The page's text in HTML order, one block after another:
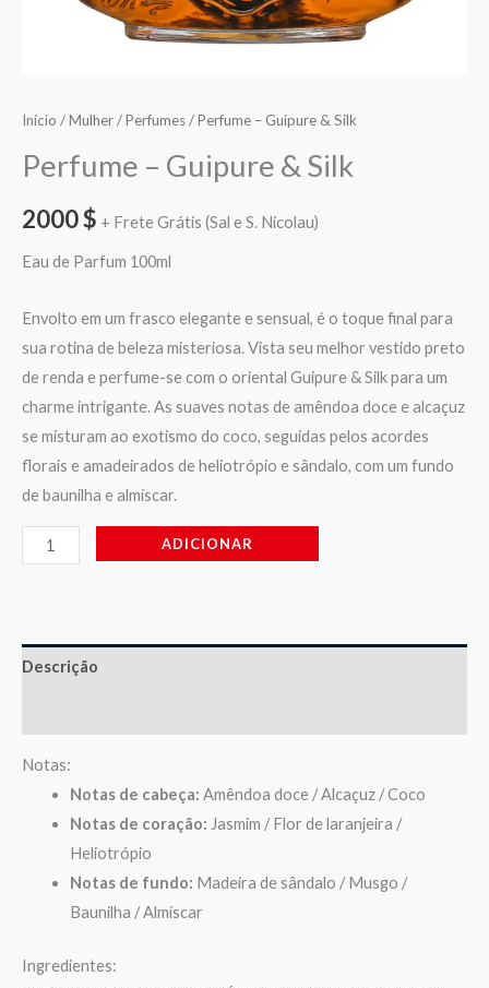
Início /Mulher/Perfumes/ Perfume – Guipure & Silk
Perfume – Guipure & Silk
2000$ + Frete Grátis (Sal e S. Nicolau)
Eau de Parfum 100ml
Envolto em um frasco elegante e sensual, é o toque final para
sua rotina de beleza misteriosa. Vista seu melhor vestido preto
de renda e perfume-se com o oriental Guipure & Silk para um
charme intrigante. As suaves notas de amêndoa doce e alcaçuz
se misturam ao exotismo do coco, seguidas pelos acordes
florais e amadeirados de heliotrópio e sândalo, com um fundo
de baunilha e almíscar.
ADICIONAR
Descrição
Notas:
Notas de cabeça: Amêndoa doce / Alcaçuz / Coco
Notas de coração: Jasmim / Flor de laranjeira /
Heliotrópio
Notas de fundo: Madeira de sândalo / Musgo /
Baunilha / Almíscar
Ingredientes: